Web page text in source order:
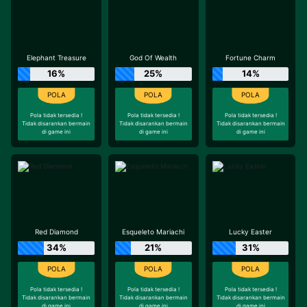
Elephant Treasure
16%
Pola tidak tersedia !
Tidak disarankan bermain
di game ini
God Of Wealth
25%
Pola tidak tersedia !
Tidak disarankan bermain
di game ini
Fortune Charm
14%
Pola tidak tersedia !
Tidak disarankan bermain
di game ini
Red Diamond
34%
Pola tidak tersedia !
Tidak disarankan bermain
di game ini
Esqueleto Mariachi
21%
Pola tidak tersedia !
Tidak disarankan bermain
di game ini
Lucky Easter
31%
Pola tidak tersedia !
Tidak disarankan bermain
di game ini